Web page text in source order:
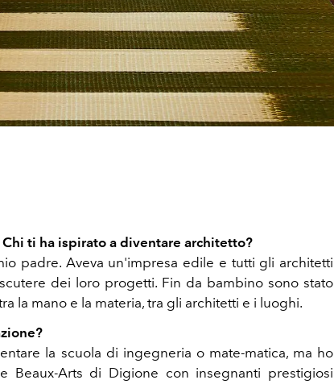
Chi ti ha ispirato a diventare architetto?
padre. Aveva un'impresa edile e tutti gli architetti
dei loro progetti. Fin da bambino sono stato
la mano e la materia, tra gli architetti e i luoghi.
la scuola di ingegneria o mate-matica, ma ho
Beaux-Arts di Digione con insegnanti prestigiosi